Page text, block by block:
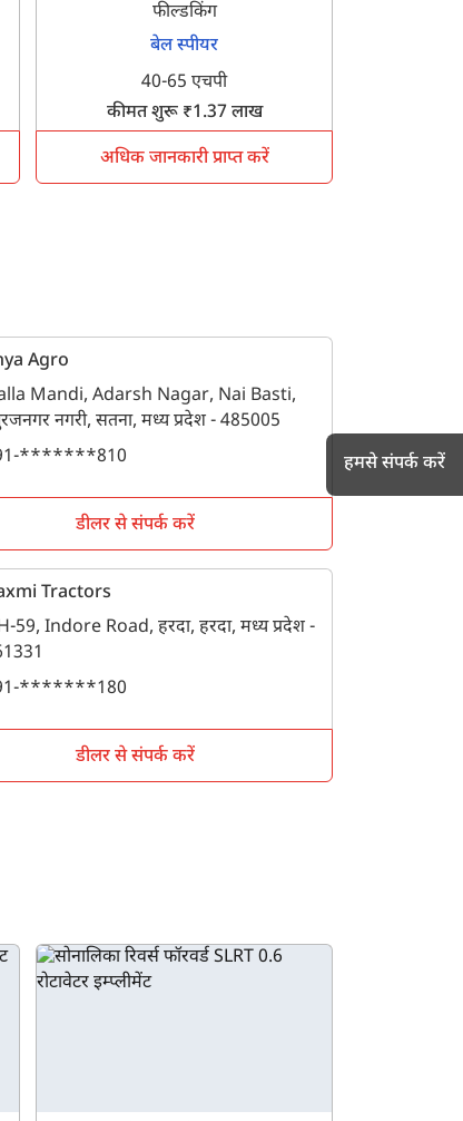
फील्डकिंग
बेल स्पीयर
40-65 एचपी
कीमत शुरू ₹1.37 लाख
अधिक जानकारी प्राप्त करें
Agro
Mandi, Adarsh Nagar, Nai Basti,
नगरी, सतना, मध्य प्रदेश - 485005
*******810
डीलर से संपर्क करें
Tractors
59, Indore Road, हरदा, हरदा, मध्य प्रदेश -
*******180
डीलर से संपर्क करें
हमसे संपर्क करें